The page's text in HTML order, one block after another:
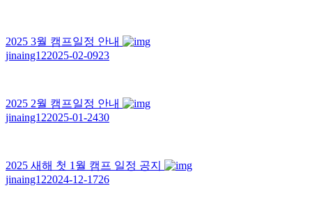
2025 3월 캠프일정 안내
jinaing122025-02-0923
2025 2월 캠프일정 안내
jinaing122025-01-2430
2025 새해 첫 1월 캠프 일정 공지
jinaing122024-12-1726